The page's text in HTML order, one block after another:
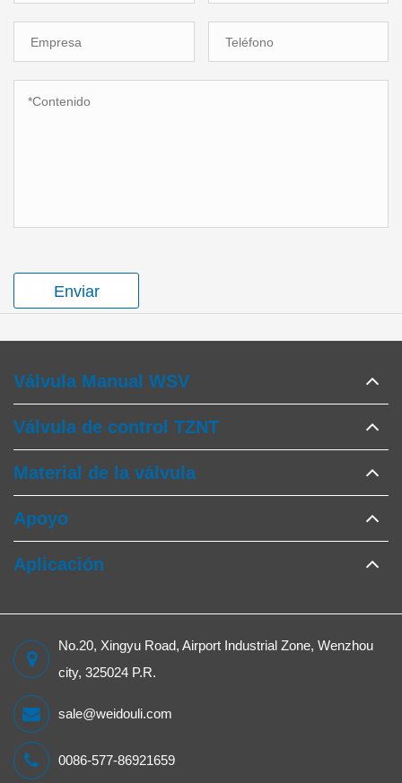
Enviar
Válvula Manual WSV
Válvula de control TZNT
Material de la válvula
Apoyo
Aplicación
No.20, Xingyu Road, Airport Industrial Zone, Wenzhou
city, 325024 P.R.
sale@weidouli.com
0086-577-86921659